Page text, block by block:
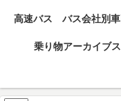
乗り物アーカイブス